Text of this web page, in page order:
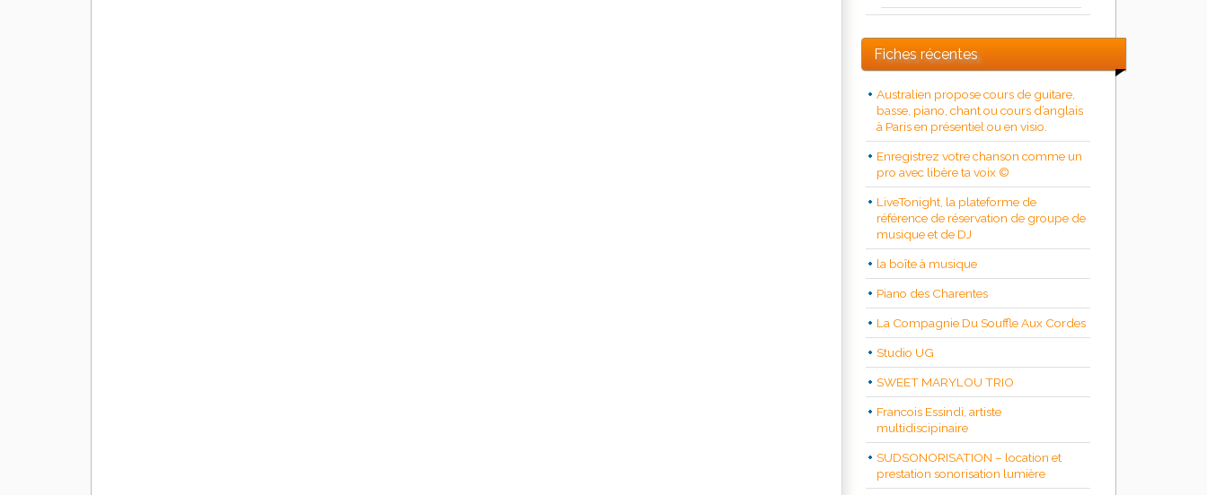
Fiches récentes
Australien propose cours de guitare,
basse, piano, chant ou cours d’anglais
à Paris en présentiel ou en visio.
Enregistrez votre chanson comme un
pro avec libère ta voix ©
LiveTonight, la plateforme de
référence de réservation de groupe de
musique et de DJ
la boîte à musique
Piano des Charentes
La Compagnie Du Souffle Aux Cordes
Studio UG
SWEET MARYLOU TRIO
Francois Essindi, artiste
multidiscipinaire
SUDSONORISATION – location et
prestation sonorisation lumière